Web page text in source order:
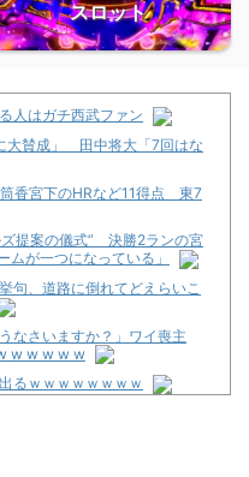
スロット
人はガチ西武ファン
大賛成」 田中将大「7回はな
香宮下のHRなど11得点 東7
提案の儀式” 決勝2ランの宮
が一つになっている」
句、道路に倒れてどえらいこ
なさいますか？」ワイ喪主
w w w w w
るｗｗｗｗｗｗｗｗ